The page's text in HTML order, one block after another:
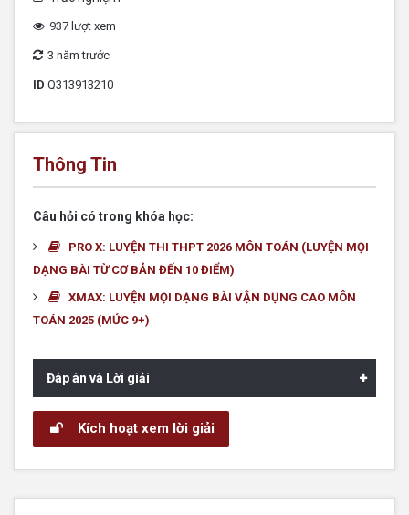
937 lượt xem
3 năm trước
ID Q313913210
Thông Tin
Câu hỏi có trong khóa học:
PRO X: LUYỆN THI THPT 2026 MÔN TOÁN (LUYỆN MỌI
DẠNG BÀI TỪ CƠ BẢN ĐẾN 10 ĐIỂM)
XMAX: LUYỆN MỌI DẠNG BÀI VẬN DỤNG CAO MÔN
TOÁN 2025 (MỨC 9+)
Đáp án và Lời giải
Kích hoạt xem lời giải